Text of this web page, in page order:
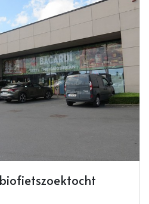
de hand te koop in
Lees meer